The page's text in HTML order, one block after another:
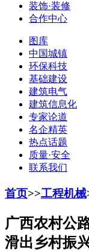
装饰·装修
合作中心
图库
中国城镇
环保科技
基础建设
建筑电气
建筑信息化
专家论道
名企精英
热点话题
质量·安全
联系我们
首页>>工程机械
广西农村公
滑出乡村振